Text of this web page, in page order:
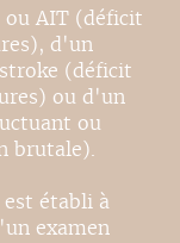
ou AIT (déficit
d'un
(déficit
ou d'un
ou
brutale).
est établi à
examen